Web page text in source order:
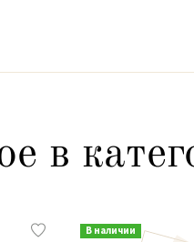
в
В наличии